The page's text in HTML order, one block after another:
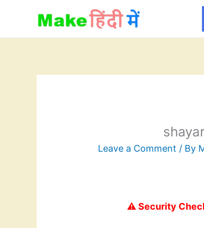
content
Leave a Comment / By
⚠️ Security